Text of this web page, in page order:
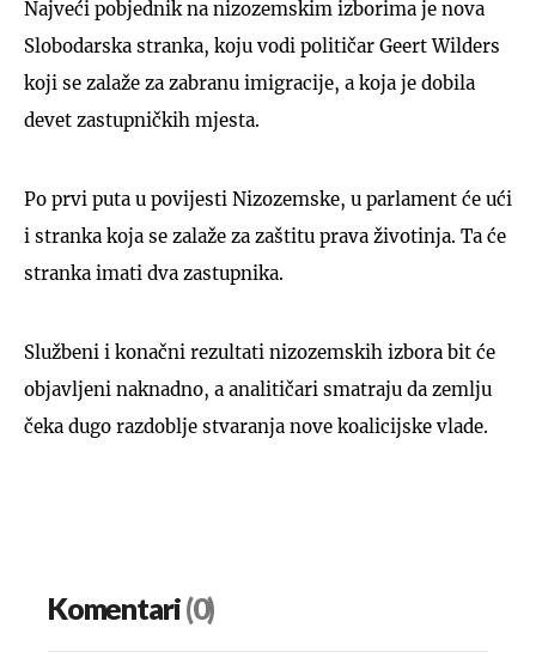
Najveći pobjednik na nizozemskim izborima je nova
Slobodarska stranka, koju vodi političar Geert Wilders
koji se zalaže za zabranu imigracije, a koja je dobila
devet zastupničkih mjesta.
Po prvi puta u povijesti Nizozemske, u parlament će ući
i stranka koja se zalaže za zaštitu prava životinja. Ta će
stranka imati dva zastupnika.
Službeni i konačni rezultati nizozemskih izbora bit će
objavljeni naknadno, a analitičari smatraju da zemlju
čeka dugo razdoblje stvaranja nove koalicijske vlade.
Komentari(0)